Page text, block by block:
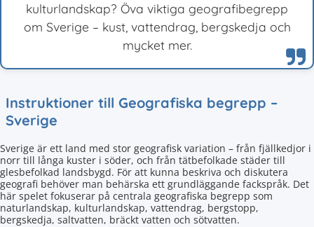
kulturlandskap? Öva viktiga geografibegrepp
om Sverige – kust, vattendrag, bergskedja och
mycket mer.
Instruktioner till Geografiska begrepp –
Sverige
Sverige är ett land med stor geografisk variation – från fjällkedjor i
norr till långa kuster i söder, och från tätbefolkade städer till
glesbefolkad landsbygd. För att kunna beskriva och diskutera
geografi behöver man behärska ett grundläggande fackspråk. Det
här spelet fokuserar på centrala geografiska begrepp som
naturlandskap, kulturlandskap, vattendrag, bergstopp,
bergskedja, saltvatten, bräckt vatten och sötvatten.